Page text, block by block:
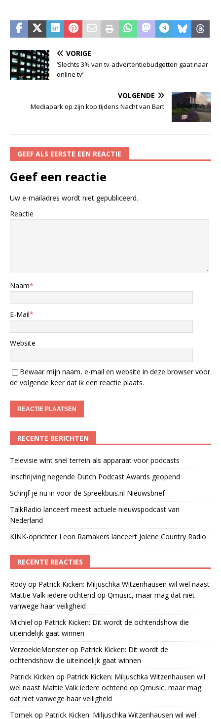
VORIGE
‘Slechts 3% van tv-advertentiebudgetten gaat naar
online tv’
VOLGENDE
Mediapark op zijn kop tijdens Nacht van Bart
GEEF ALS EERSTE EEN REACTIE
Geef een reactie
Uw e-mailadres wordt niet gepubliceerd.
Reactie
Naam*
E-Mail*
Website
Bewaar mijn naam, e-mail en website in deze browser voor
de volgende keer dat ik een reactie plaats.
RECENTE BERICHTEN
Televisie wint snel terrein als apparaat voor podcasts
Inschrijving negende Dutch Podcast Awards geopend
Schrijf je nu in voor de Spreekbuis.nl Nieuwsbrief
TalkRadio lanceert meest actuele nieuwspodcast van
Nederland
KINK-oprichter Leon Ramakers lanceert Jolene Country Radio
RECENTE REACTIES
Rody op Patrick Kicken: Miljuschka Witzenhausen wil wel naast
Mattie Valk iedere ochtend op Qmusic, maar mag dat niet
vanwege haar veiligheid
Michiel op Patrick Kicken: Dit wordt de ochtendshow die
uiteindelijk gaat winnen
VerzoekieMonsterop Patrick Kicken: Dit wordt de
ochtendshow die uiteindelijk gaat winnen
Patrick Kicken op Patrick Kicken: Miljuschka Witzenhausen wil
wel naast Mattie Valk iedere ochtend op Qmusic, maar mag
dat niet vanwege haar veiligheid
Tomek op Patrick Kicken: Miljuschka Witzenhausen wil wel